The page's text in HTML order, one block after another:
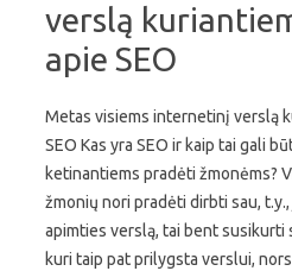
verslą
apie SEO
Metas visiems internetinį verslą
SEO Kas yra SEO ir kaip tai gali
ketinantiems pradėti žmonėms?
žmonių nori pradėti dirbti sau,
apimties verslą, tai bent susikurti
kuri taip pat prilygsta verslui,